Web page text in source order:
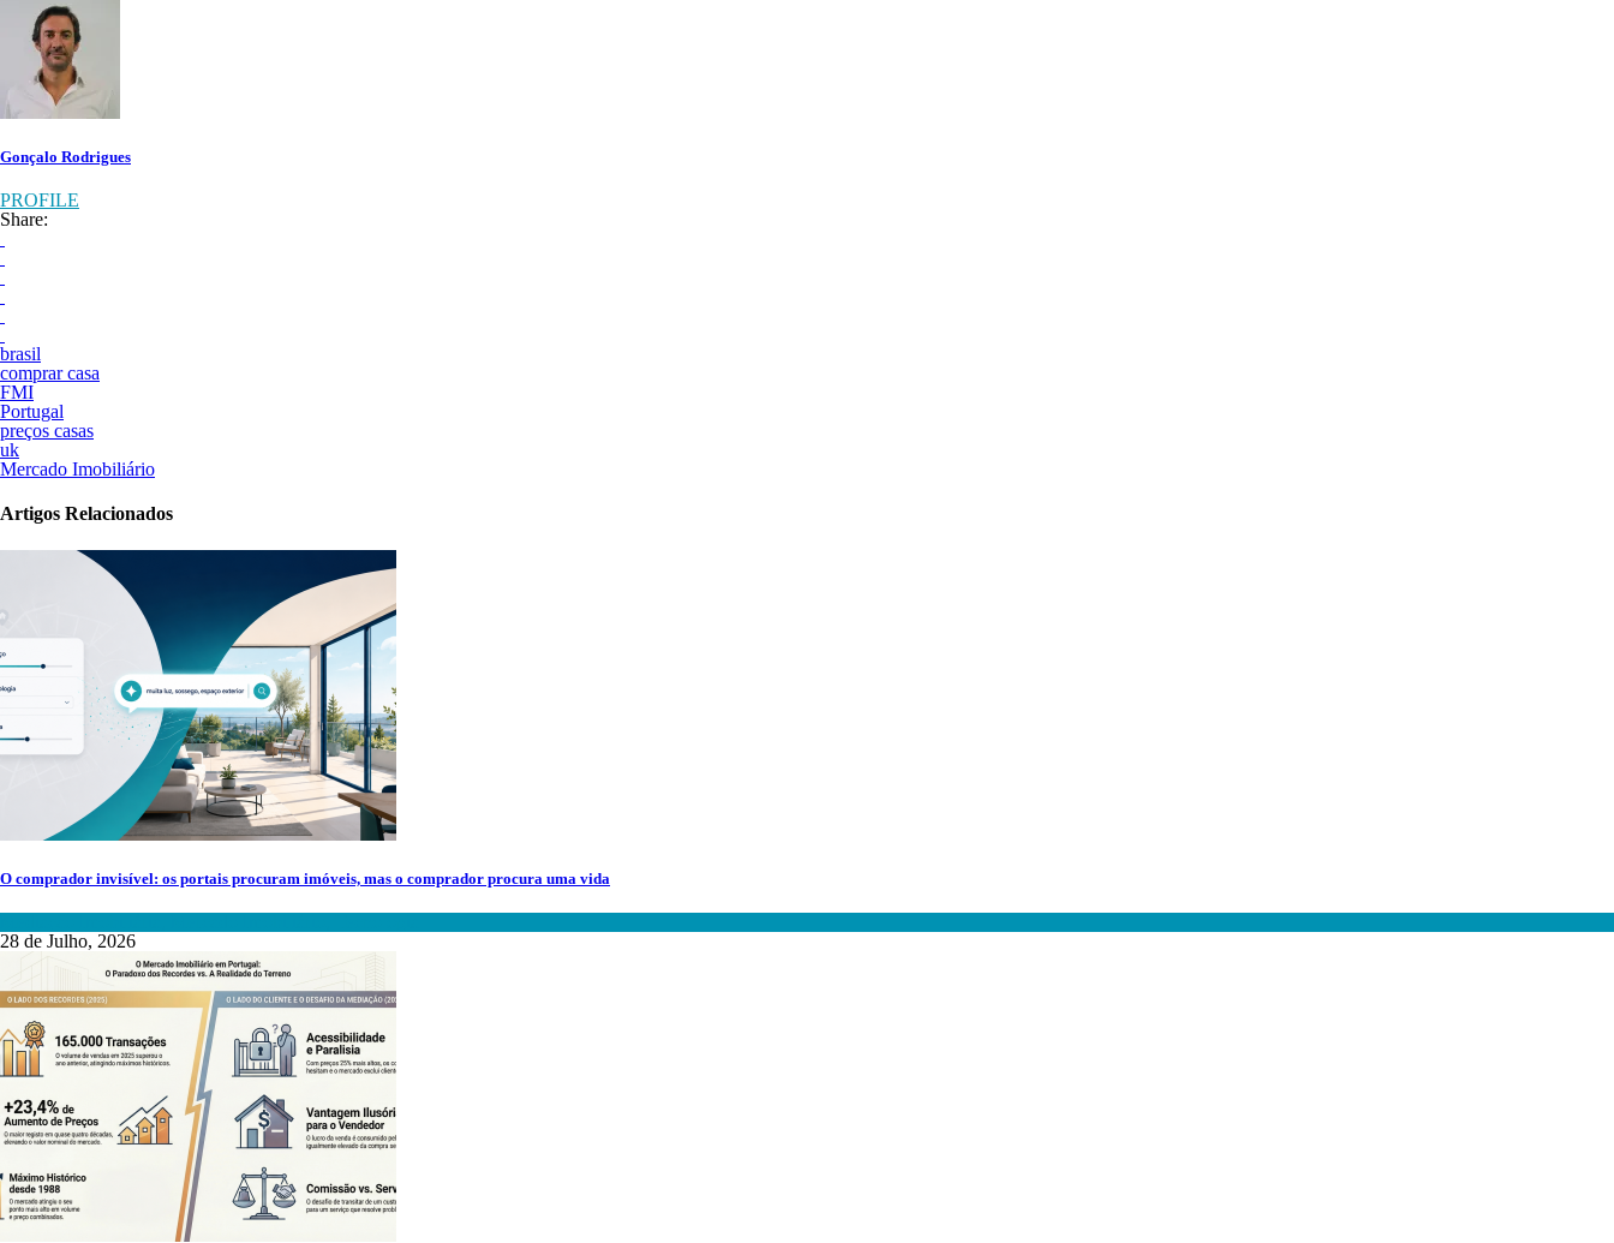
Gonçalo Rodrigues
PROFILE
Share:
brasil
comprar casa
FMI
Portugal
preços casas
uk
Mercado Imobiliário
Artigos Relacionados
O comprador invisível: os portais procuram imóveis, mas o comprador procura uma vida
28 de Julho, 2026